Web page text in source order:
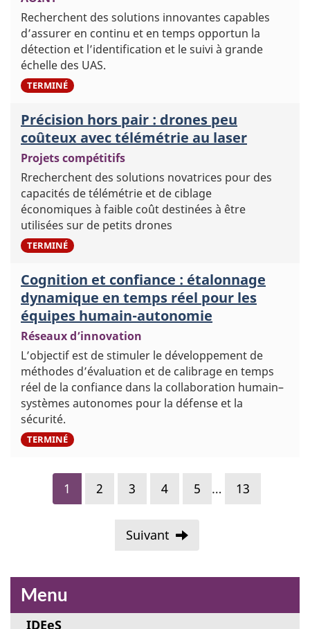
Recherchent des solutions innovantes capables
d’assurer en continu et en temps opportun la
détection et l’identification et le suivi à grande
échelle des UAS.
5TERMINÉ
Précision hors pair : drones peu
coûteux avec télémétrie au laser
Projets compétitifs
Rrecherchent des solutions novatrices pour des
capacités de télémétrie et de ciblage
économiques à faible coût destinées à être
utilisées sur de petits drones
5TERMINÉ
Cognition et confiance : étalonnage
dynamique en temps réel pour les
équipes humain-autonomie
Réseaux d’innovation
L’objectif est de stimuler le développement de
méthodes d’évaluation et de calibrage en temps
réel de la confiance dans la collaboration humain–
systèmes autonomes pour la défense et la
sécurité.
5TERMINÉ
1 2 3 4 5 … 13
Suivant
Menu
IDEeS